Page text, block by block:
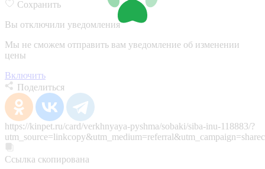
Сохранить
Вы отключили уведомления
Мы не сможем отправить вам уведомление об изменении
цены
Включить
Поделиться
https://kinpet.ru/card/verkhnyaya-pyshma/sobaki/siba-inu-118883/?
Ссылка скопирована